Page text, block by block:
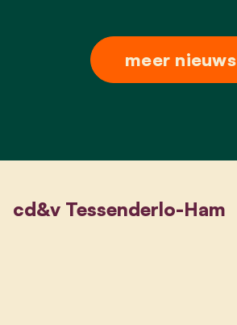
meer nieuws
cd&v Tessenderlo-Ham